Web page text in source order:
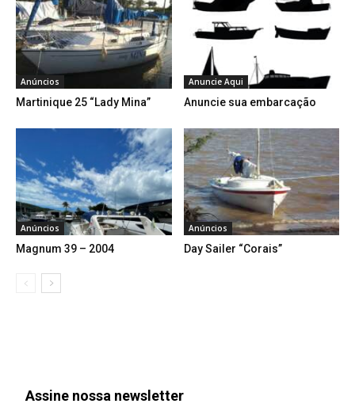
Anúncios
Martinique 25 “Lady Mina”
Anuncie Aqui
Anuncie sua embarcação
Anúncios
Magnum 39 – 2004
Anúncios
Day Sailer “Corais”
Assine nossa newsletter